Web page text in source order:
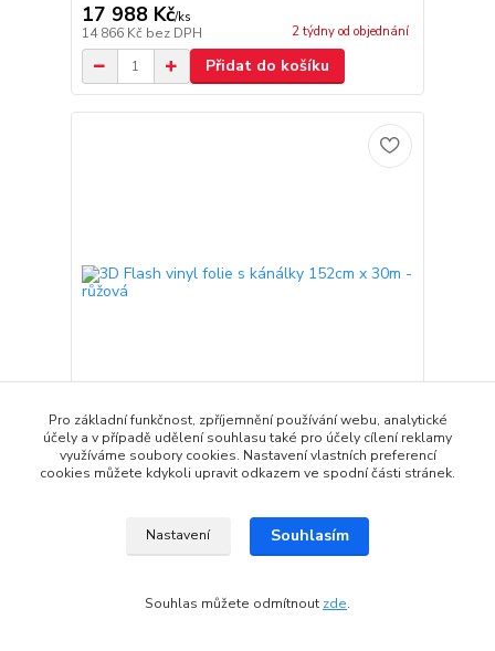
17 988 Kč/ks
14 866 Kč bez DPH 2 týdny od objednání
Přidat do košíku
3D Flash vinyl folie s kánálky 152cm x 30m - růžová
Přidat do košíku
Pro základní funkčnost, zpříjemnění používání webu, analytické
účely a v případě udělení souhlasu také pro účely cílení reklamy
využíváme soubory cookies. Nastavení vlastních preferencí
cookies můžete kdykoli upravit odkazem ve spodní části stránek.
Nastavení Souhlasím
Souhlas můžete odmítnout zde.